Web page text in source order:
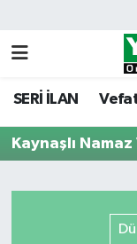
SERİ İLAN
Kaynaşlı